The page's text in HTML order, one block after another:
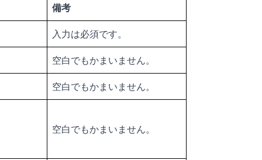
備考
入力は必須です。
空白でもかまいません。
空白でもかまいません。
空白でもかまいません。